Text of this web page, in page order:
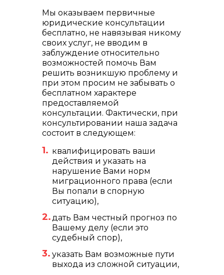
Мы оказываем первичные
юридические консультации
бесплатно, не навязывая никому
своих услуг, не вводим в
заблуждение относительно
возможностей помочь Вам
решить возникшую проблему и
при этом просим не забывать о
бесплатном характере
предоставляемой
консультации. Фактически, при
консультировании наша задача
состоит в следующем:
квалифицировать ваши
действия и указать на
нарушение Вами норм
миграционного права (если
Вы попали в спорную
ситуацию),
дать Вам честный прогноз по
Вашему делу (если это
судебный спор),
указать Вам возможные пути
выхода из сложной ситуации,